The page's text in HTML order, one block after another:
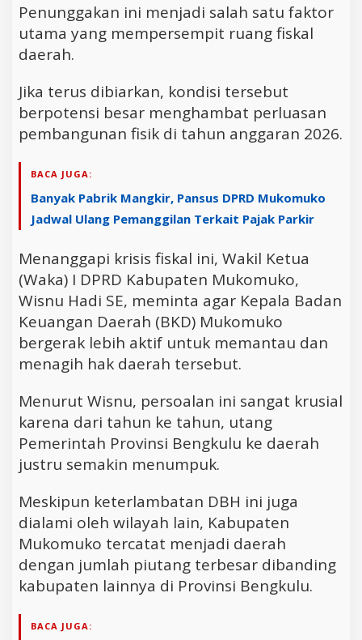
Penunggakan ini menjadi salah satu faktor
utama yang mempersempit ruang fiskal
daerah.
Jika terus dibiarkan, kondisi tersebut
berpotensi besar menghambat perluasan
pembangunan fisik di tahun anggaran 2026.
BACA JUGA:
Banyak Pabrik Mangkir, Pansus DPRD Mukomuko
Jadwal Ulang Pemanggilan Terkait Pajak Parkir
Menanggapi krisis fiskal ini, Wakil Ketua
(Waka) I DPRD Kabupaten Mukomuko,
Wisnu Hadi SE, meminta agar Kepala Badan
Keuangan Daerah (BKD) Mukomuko
bergerak lebih aktif untuk memantau dan
menagih hak daerah tersebut.
Menurut Wisnu, persoalan ini sangat krusial
karena dari tahun ke tahun, utang
Pemerintah Provinsi Bengkulu ke daerah
justru semakin menumpuk.
Meskipun keterlambatan DBH ini juga
dialami oleh wilayah lain, Kabupaten
Mukomuko tercatat menjadi daerah
dengan jumlah piutang terbesar dibanding
kabupaten lainnya di Provinsi Bengkulu.
BACA JUGA: